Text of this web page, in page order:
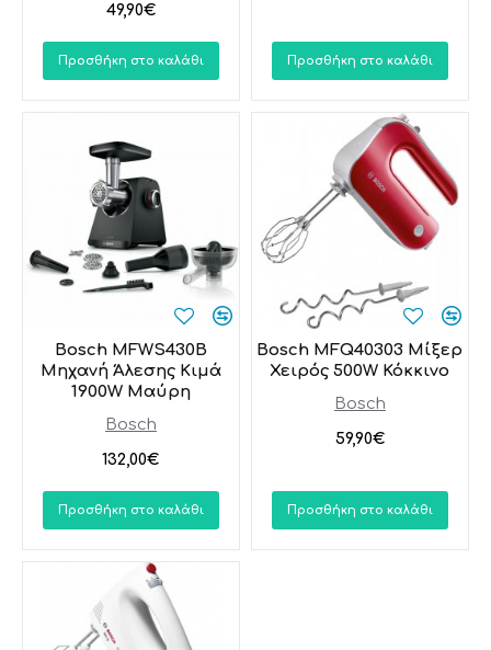
49,90€
Προσθήκη στο καλάθι Προσθήκη στο καλάθι
Bosch
Bosch MFWS430B
Μηχανή Άλεσης Κιμά
1900W Μαύρη
132,00€
Προσθήκη στο καλάθι
Bosch
Bosch MFQ40303 Μίξερ
Χειρός 500W Κόκκινο
59,90€
Προσθήκη στο καλάθι